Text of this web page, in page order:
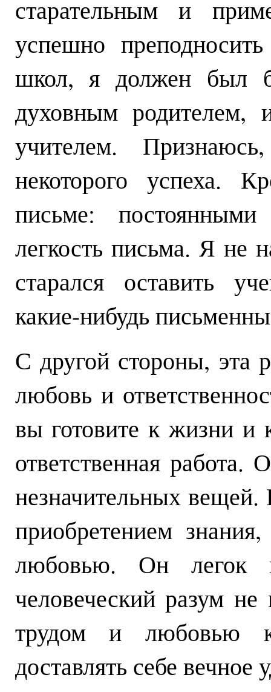
старательным и
успешно
школ, я должен был
духовным родителем,
учителем.
некоторого успеха.
письме: постоянными
легкость письма. Я не
старался оставить
какие-нибудь
С другой стороны, эта
любовь и
вы готовите к жизни и
ответственная работа.
незначительных
приобретением
любовью. Он легок
человеческий разум
трудом и любовью
доставлять себе вечное